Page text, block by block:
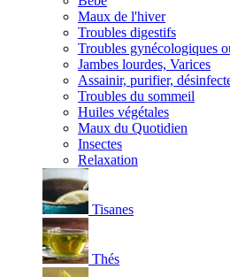
Maux de l'hiver
Troubles digestifs
Troubles gynécologiques
Jambes lourdes, Varices
Assainir, purifier,
Troubles du sommeil
Huiles végétales
Maux du Quotidien
Insectes
Relaxation
Tisanes
Thés